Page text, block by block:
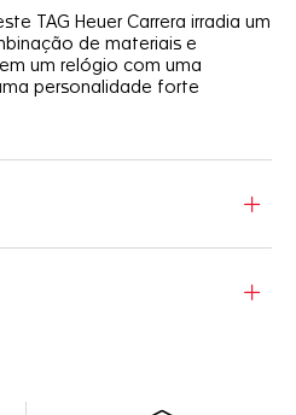
TAG Heuer Carrera irradia um
de materiais e
um relógio com uma
personalidade forte
mostrador elegantemente
e sua pulseira atualizada são